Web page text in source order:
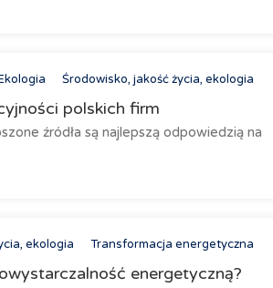
Środowisko, jakość życia, ekologia
polskich firm
źródła są najlepszą odpowiedzią na
ekologia Transformacja energetyczna
energetyczną?